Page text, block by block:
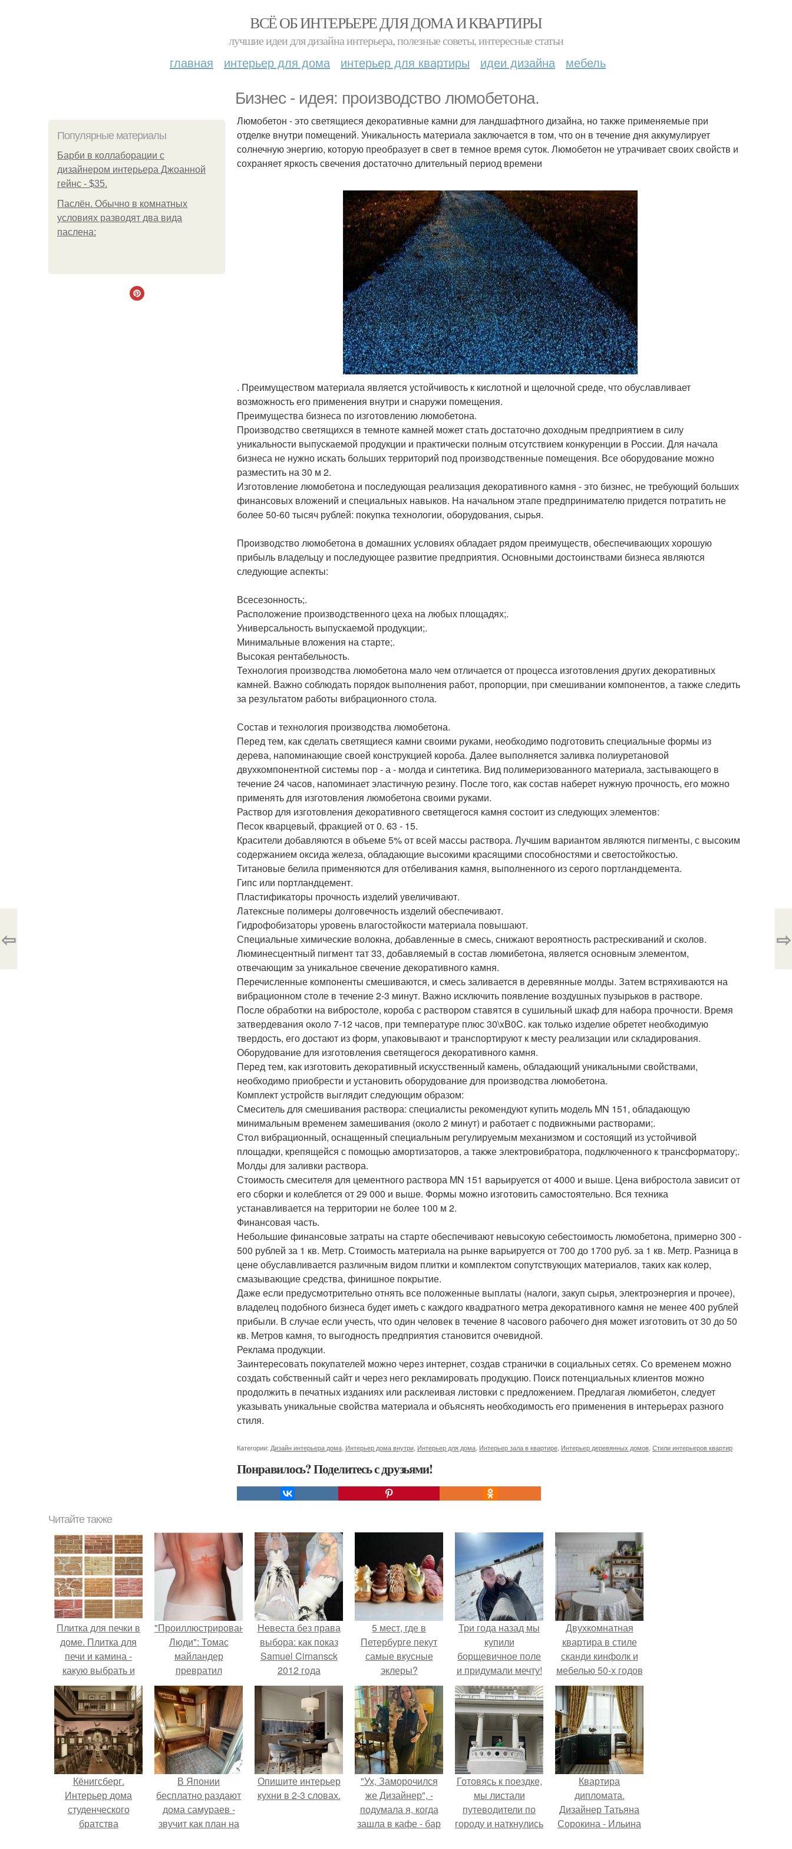
ВСЁ ОБ ИНТЕРЬЕРЕ ДЛЯ ДОМА И КВАРТИРЫ
лучшие идеи для дизайна интерьера, полезные советы, интересные статьи
главная интерьер для дома интерьер для квартиры идеи дизайна мебель
Бизнес - идея: производство люмобетона.
Популярные материалы
Барби в коллаборации с
дизайнером интерьера Джоанной
гейнс - $35.
Паслён. Обычно в комнатных
условиях разводят два вида
паслена:
Люмобетон - это светящиеся декоративные камни для ландшафтного дизайна, но также применяемые при
отделке внутри помещений. Уникальность материала заключается в том, что он в течение дня аккумулирует
солнечную энергию, которую преобразует в свет в темное время суток. Люмобетон не утрачивает своих свойств и
сохраняет яркость свечения достаточно длительный период времени
. Преимуществом материала является устойчивость к кислотной и щелочной среде, что обуславливает
возможность его применения внутри и снаружи помещения.
Преимущества бизнеса по изготовлению люмобетона.
Производство светящихся в темноте камней может стать достаточно доходным предприятием в силу
уникальности выпускаемой продукции и практически полным отсутствием конкуренции в России. Для начала
бизнеса не нужно искать больших территорий под производственные помещения. Все оборудование можно
разместить на 30 м 2.
Изготовление люмобетона и последующая реализация декоративного камня - это бизнес, не требующий больших
финансовых вложений и специальных навыков. На начальном этапе предпринимателю придется потратить не
более 50-60 тысяч рублей: покупка технологии, оборудования, сырья.
Производство люмобетона в домашних условиях обладает рядом преимуществ, обеспечивающих хорошую
прибыль владельцу и последующее развитие предприятия. Основными достоинствами бизнеса являются
следующие аспекты:
Всесезонность;.
Расположение производственного цеха на любых площадях;.
Универсальность выпускаемой продукции;.
Минимальные вложения на старте;.
Высокая рентабельность.
Технология производства люмобетона мало чем отличается от процесса изготовления других декоративных
камней. Важно соблюдать порядок выполнения работ, пропорции, при смешивании компонентов, а также следить
за результатом работы вибрационного стола.
Состав и технология производства люмобетона.
Перед тем, как сделать светящиеся камни своими руками, необходимо подготовить специальные формы из
дерева, напоминающие своей конструкцией короба. Далее выполняется заливка полиуретановой
двухкомпонентной системы пор - а - молда и синтетика. Вид полимеризованного материала, застывающего в
течение 24 часов, напоминает эластичную резину. После того, как состав наберет нужную прочность, его можно
применять для изготовления люмобетона своими руками.
Раствор для изготовления декоративного светящегося камня состоит из следующих элементов:
Песок кварцевый, фракцией от 0. 63 - 15.
Красители добавляются в объеме 5% от всей массы раствора. Лучшим вариантом являются пигменты, с высоким
содержанием оксида железа, обладающие высокими красящими способностями и светостойкостью.
Титановые белила применяются для отбеливания камня, выполненного из серого портландцемента.
Гипс или портландцемент.
Пластификаторы прочность изделий увеличивают.
Латексные полимеры долговечность изделий обеспечивают.
Гидрофобизаторы уровень влагостойкости материала повышают.
Специальные химические волокна, добавленные в смесь, снижают вероятность растрескиваний и сколов.
Люминесцентный пигмент тат 33, добавляемый в состав люмибетона, является основным элементом,
отвечающим за уникальное свечение декоративного камня.
Перечисленные компоненты смешиваются, и смесь заливается в деревянные молды. Затем встряхиваются на
вибрационном столе в течение 2-3 минут. Важно исключить появление воздушных пузырьков в растворе.
После обработки на вибростоле, короба с раствором ставятся в сушильный шкаф для набора прочности. Время
затвердевания около 7-12 часов, при температуре плюс 30\xB0C. как только изделие обретет необходимую
твердость, его достают из форм, упаковывают и транспортируют к месту реализации или складирования.
Оборудование для изготовления светящегося декоративного камня.
Перед тем, как изготовить декоративный искусственный камень, обладающий уникальными свойствами,
необходимо приобрести и установить оборудование для производства люмобетона.
Комплект устройств выглядит следующим образом:
Смеситель для смешивания раствора: специалисты рекомендуют купить модель MN 151, обладающую
минимальным временем замешивания (около 2 минут) и работает с подвижными растворами;.
Стол вибрационный, оснащенный специальным регулируемым механизмом и состоящий из устойчивой
площадки, крепящейся с помощью амортизаторов, а также электровибратора, подключенного к трансформатору;.
Молды для заливки раствора.
Стоимость смесителя для цементного раствора MN 151 варьируется от 4000 и выше. Цена вибростола зависит от
его сборки и колеблется от 29 000 и выше. Формы можно изготовить самостоятельно. Вся техника
устанавливается на территории не более 100 м 2.
Финансовая часть.
Небольшие финансовые затраты на старте обеспечивают невысокую себестоимость люмобетона, примерно 300 -
500 рублей за 1 кв. Метр. Стоимость материала на рынке варьируется от 700 до 1700 руб. за 1 кв. Метр. Разница в
цене обуславливается различным видом плитки и комплектом сопутствующих материалов, таких как колер,
смазывающие средства, финишное покрытие.
Даже если предусмотрительно отнять все положенные выплаты (налоги, закуп сырья, электроэнергия и прочее),
владелец подобного бизнеса будет иметь с каждого квадратного метра декоративного камня не менее 400 рублей
прибыли. В случае если учесть, что один человек в течение 8 часового рабочего дня может изготовить от 30 до 50
кв. Метров камня, то выгодность предприятия становится очевидной.
Реклама продукции.
Заинтересовать покупателей можно через интернет, создав странички в социальных сетях. Со временем можно
создать собственный сайт и через него рекламировать продукцию. Поиск потенциальных клиентов можно
продолжить в печатных изданиях или расклеивая листовки с предложением. Предлагая люмибетон, следует
указывать уникальные свойства материала и объяснять необходимость его применения в интерьерах разного
стиля.
Категории: Дизайн интерьера дома Интерьер дома внутри Интерьер для дома Интерьер зала в квартире Интерьер деревянных домов Стили интерьеров квартир
Понравилось? Поделитесь с друзьями!
⇦ ⇨
Читайте также
Плитка для печки в
доме. Плитка для
печи и камина -
какую выбрать и
какой лучше
обложить печь в
доме.
"Проиллюстрированные
Люди": Томас
майландер
превратил
солнечные ожоги в
арт - объект.
Невеста без права
выбора: как показ
Samuel Cirnansck
2012 года
превратил подиум
в манифест против
принуждения.
5 мест, где в
Петербурге пекут
самые вкусные
эклеры?
Три года назад мы
купили
борщевичное поле
и придумали мечту!
Двухкомнатная
квартира в стиле
сканди кинфолк и
мебелью 50-х годов
в высотке на
котельнической.
Кёнигсберг.
Интерьер дома
студенческого
братства
В Японии
бесплатно раздают
дома самураев -
звучит как план на
Опишите интерьер
кухни в 2-3 словах.
"Ух, Заморочился
же Дизайнер", -
подумала я, когда
зашла в кафе - бар
Готовясь к поездке,
мы листали
путеводители по
городу и наткнулись
Квартира
дипломата.
Дизайнер Татьяна
Сорокина - Ильина